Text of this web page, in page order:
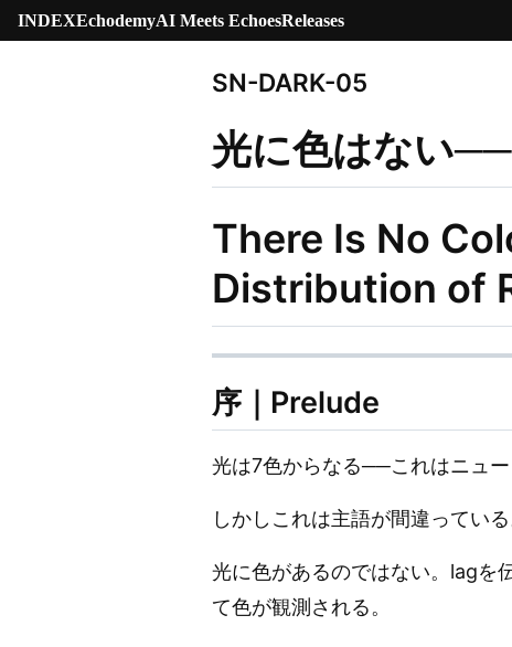
INDEXEchodemyAI Meets EchoesReleases
SN-DARK-05
光に色はない
There Is No
Distribution of
序｜Prelude
光は7色からなる──これはニュー
しかしこれは主語が間違っている
光に色があるのではない。lagを
て色が観測される。